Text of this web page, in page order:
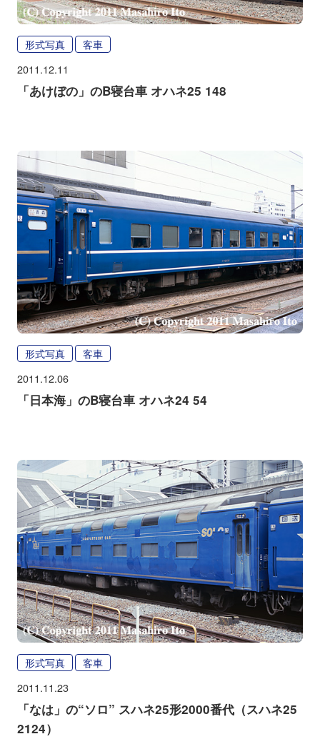
形式写真 客車
2011.12.11
「あけぼの」のB寝台車 オハネ25 148
形式写真 客車
2011.12.06
「日本海」のB寝台車 オハネ24 54
形式写真 客車
2011.11.23
「なは」の“ソロ” スハネ25形2000番代（スハネ25
2124）